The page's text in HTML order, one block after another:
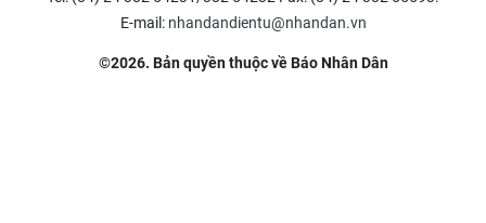
E-mail: nhandandientu@nhandan.vn
©2026. Bản quyền thuộc về Báo Nhân Dân